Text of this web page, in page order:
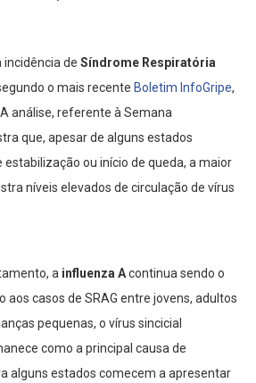
incidência de Síndrome Respiratória
o mais recente Boletim InfoGripe,
análise, referente à Semana
que, apesar de alguns estados
ou início de queda, a maior
níveis elevados de circulação de vírus
a influenza Acontinua sendo o
aos casos de SRAG entre jovens, adultos
pequenas, o vírus sincicial
como a principal causa de
alguns estados comecem a apresentar